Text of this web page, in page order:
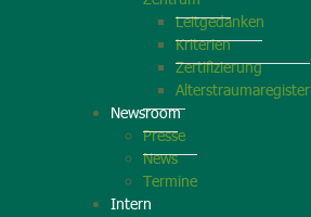
Leitgedanken
Kriterien
Zertifizierung
Alterstraumaregister
Newsroom
Presse
News
Termine
Intern